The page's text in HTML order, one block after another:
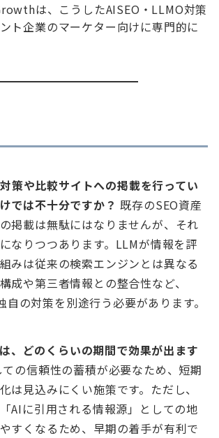
は、こうしたAISEO・LLMO対策
ト企業のマーケター向けに専門的に
策や比較サイトへの掲載を行ってい
では不十分ですか？ 既存のSEO資産
掲載は無駄にはなりませんが、それ
なりつつあります。LLMが情報を評
みは従来の検索エンジンとは異なる
成や第三者情報との整合性など、
自の対策を別途行う必要があります。
、どのくらいの期間で効果が出ます
の信頼性の蓄積が必要なため、短期
は見込みにくい施策です。ただし、
AIに引用される情報源」としての地
すくなるため、早期の着手が有利で